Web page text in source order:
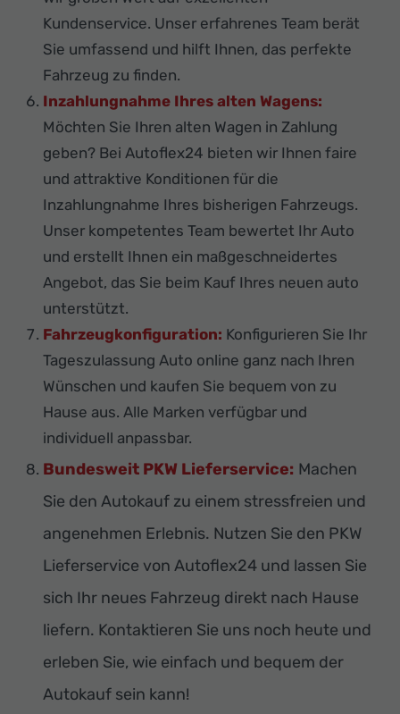
Kundenservice. Unser erfahrenes Team berät
Sie umfassend und hilft Ihnen, das perfekte
Fahrzeug zu finden.
Inzahlungnahme Ihres alten Wagens:
Möchten Sie Ihren alten Wagen in Zahlung
geben? Bei Autoflex24 bieten wir Ihnen faire
und attraktive Konditionen für die
Inzahlungnahme Ihres bisherigen Fahrzeugs.
Unser kompetentes Team bewertet Ihr Auto
und erstellt Ihnen ein maßgeschneidertes
Angebot, das Sie beim Kauf Ihres neuen auto
unterstützt.
Fahrzeugkonfiguration: Konfigurieren Sie Ihr
Tageszulassung Auto online ganz nach Ihren
Wünschen und kaufen Sie bequem von zu
Hause aus. Alle Marken verfügbar und
individuell anpassbar.
Bundesweit PKW Lieferservice: Machen
Sie den Autokauf zu einem stressfreien und
angenehmen Erlebnis. Nutzen Sie den PKW
Lieferservice von Autoflex24 und lassen Sie
sich Ihr neues Fahrzeug direkt nach Hause
liefern. Kontaktieren Sie uns noch heute und
erleben Sie, wie einfach und bequem der
Autokauf sein kann!